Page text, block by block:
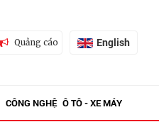
Quảng cáo English
CÔNG NGHỆ Ô TÔ - XE MÁY